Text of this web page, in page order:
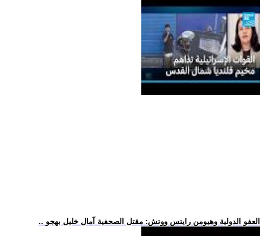
.. العفو الدولية وهيومن رايتس ووتش: مقتل الصحفية آمال خليل بهجو